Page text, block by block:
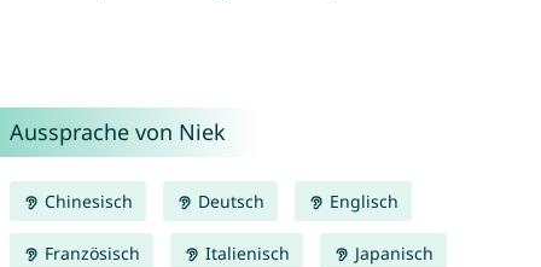
Aussprache von Niek
Chinesisch Deutsch Englisch
Französisch Italienisch Japanisch